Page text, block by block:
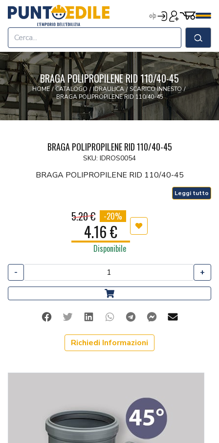
Edilizia Punto EdileAccediRegistrati
Cerca
Home
Chi Siamo
Termini & Condizioni
Contatti
BRAGA POLIPROPILENE RID 110/40-45
HOME / CATALOGO / IDRAULICA / SCARICO INNESTO /
BRAGA POLIPROPILENE RID 110/40-45
BRAGA POLIPROPILENE RID 110/40-45
SKU: IDROS0054
BRAGA POLIPROPILENE RID 110/40-45
Leggi tutto
5.20 € -20%
4.16 € Aggiungi ai preferiti
Disponibile
- +
FacebookTwitterLinkedinWhatsappTelegramFacebook
Richiedi Informazioni